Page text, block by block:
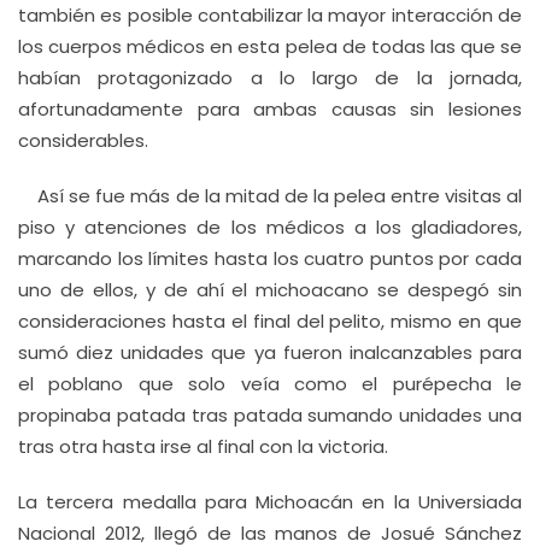
también es posible contabilizar la mayor interacción de
los cuerpos médicos en esta pelea de todas las que se
habían protagonizado a lo largo de la jornada,
afortunadamente para ambas causas sin lesiones
considerables.
Así se fue más de la mitad de la pelea entre visitas al
piso y atenciones de los médicos a los gladiadores,
marcando los límites hasta los cuatro puntos por cada
uno de ellos, y de ahí el michoacano se despegó sin
consideraciones hasta el final del pelito, mismo en que
sumó diez unidades que ya fueron inalcanzables para
el poblano que solo veía como el purépecha le
propinaba patada tras patada sumando unidades una
tras otra hasta irse al final con la victoria.
La tercera medalla para Michoacán en la Universiada
Nacional 2012, llegó de las manos de Josué Sánchez